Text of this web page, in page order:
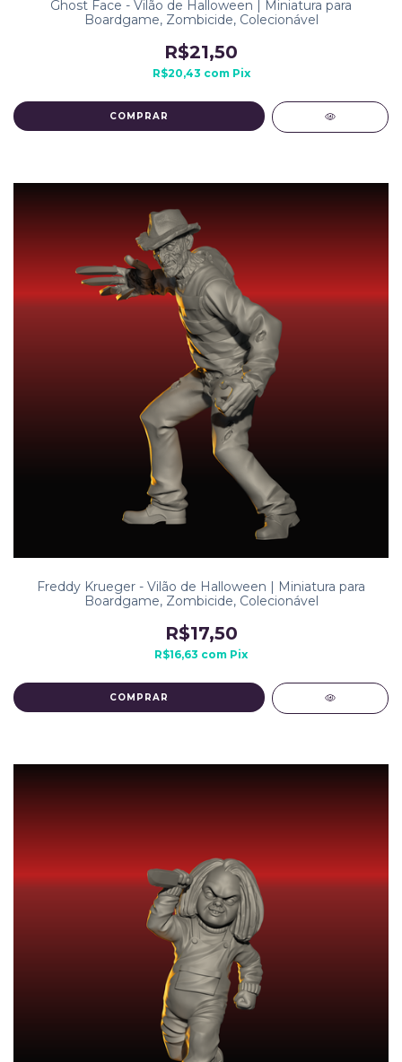
Ghost Face - Vilão de Halloween | Miniatura para
Boardgame, Zombicide, Colecionável
R$21,50
R$20,43 com Pix
COMPRAR
Freddy Krueger - Vilão de Halloween | Miniatura para
Boardgame, Zombicide, Colecionável
R$17,50
R$16,63 com Pix
COMPRAR